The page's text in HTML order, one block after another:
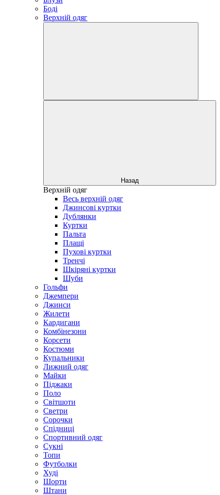
Боді
Верхній одяг
Назад
Верхній одяг
Весь верхній одяг
Джинсові куртки
Дублянки
Куртки
Пальта
Плащі
Пухові куртки
Тренчі
Шкіряні куртки
Шуби
Гольфи
Джемпери
Джинси
Жилети
Кардигани
Комбінезони
Корсети
Костюми
Купальники
Лижний одяг
Майки
Піджаки
Поло
Світшоти
Светри
Сорочки
Спідниці
Спортивний одяг
Сукні
Топи
Футболки
Худі
Шорти
Штани